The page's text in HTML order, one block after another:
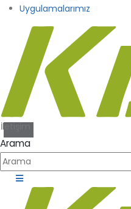
Uygulamalarımız
İletişim
Arama